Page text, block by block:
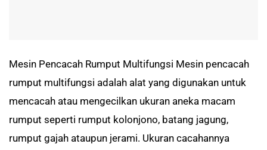
Mesin Pencacah Rumput Multifungsi Mesin pencacah
rumput multifungsi adalah alat yang digunakan untuk
mencacah atau mengecilkan ukuran aneka macam
rumput seperti rumput kolonjono, batang jagung,
rumput gajah ataupun jerami. Ukuran cacahannya